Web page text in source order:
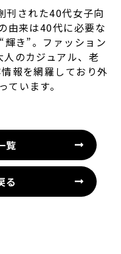
刊された40代女子向
由来は40代に必要な
輝き”。ファッション
のカジュアル、老
報を網羅しており外
います。
覧
る